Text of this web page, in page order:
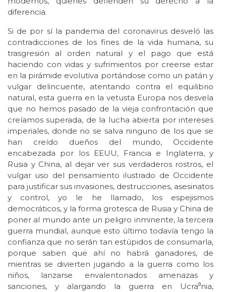
diferencia.
Si de por sí la pandemia del coronavirus desveló las
contradicciones de los fines de la vida humana, su
trasgresión al orden natural y el pago que está
haciendo con vidas y sufrimientos por creerse estar
en la pirámide evolutiva portándose como un patán y
vulgar delincuente, atentando contra el equilibrio
natural, esta guerra en la vetusta Europa nos desvela
que no hemos pasado de la vieja confrontación que
creíamos superada, de la lucha abierta por intereses
imperiales, donde no se salva ninguno de los que se
han creído dueños del mundo, Occidente
encabezada por los EEUU, Francia e Inglaterra, y
Rusia y China, al dejar ver sus verdaderos rostros, el
vulgar uso del pensamiento ilustrado de Occidente
para justificar sus invasiones, destrucciones, asesinatos
y control, yo le he llamado, los espejismos
democráticos, y la forma grotesca de Rusia y China de
poner al mundo ante un peligro inminente, la tercera
guerra mundial, aunque esto último todavía tengo la
confianza que no serán tan estúpidos de consumarla,
porque saben que ahí no habrá ganadores, de
mientras se divierten jugando a la guerra como los
niños, lanzarse envalentonados amenazas y
sanciones, y alargando la guerra en Ucra⁰nia,